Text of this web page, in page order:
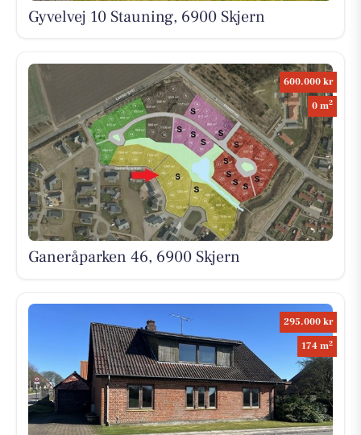
Gyvelvej 10 Stauning, 6900 Skjern
600.000 kr
0 m2
Ganeråparken 46, 6900 Skjern
295.000 kr
174 m2